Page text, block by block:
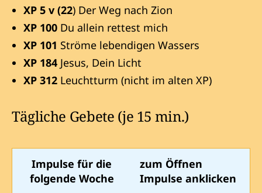
XP 5 v (22) Der Weg nach Zion
XP 100 Du allein rettest mich
XP 101 Ströme lebendigen Wassers
XP 184 Jesus, Dein Licht
XP 312 Leuchtturm (nicht im alten XP)
Tägliche Gebete (je 15 min.)
Impulse für die
folgende Woche
zum Öffnen
Impulse anklicken